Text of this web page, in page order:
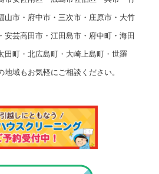
山市・府中市・三次市・庄原市・大竹
安芸高田市・江田島市・府中町・海田
田町・北広島町・大崎上島町・世羅
域もお気軽にご相談ください。